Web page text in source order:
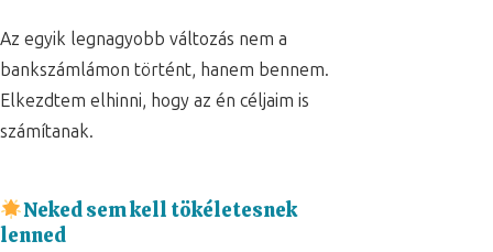
Az egyik legnagyobb változás nem a
bankszámlámon történt, hanem bennem.
Elkezdtem elhinni, hogy az én céljaim is
számítanak.
Neked sem kell tökéletesnek
lenned